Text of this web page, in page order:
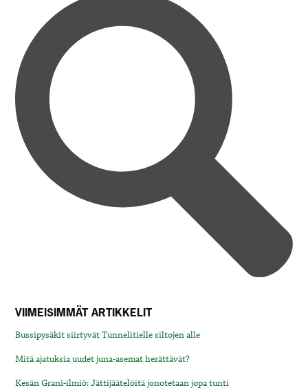
VIIMEISIMMÄT ARTIKKELIT
Bussipysäkit siirtyvät Tunnelitielle siltojen alle
Mitä ajatuksia uudet juna-asemat herättävät?
Kesän Grani-ilmiö: Jättijäätelöitä jonotetaan jopa tunti